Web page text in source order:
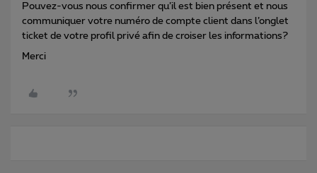
Pouvez-vous nous confirmer qu’il est bien présent et nous
communiquer votre numéro de compte client dans l’onglet
ticket de votre profil privé afin de croiser les informations?
Merci